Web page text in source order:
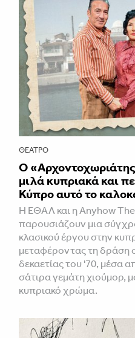
ΘΈΑΤΡΟ
Ο
μιλά κυπριακά και
Κύπρο αυτό το
Η ΕΘΑΛ και η Anyhow
παρουσιάζουν μια
κλασικού έργου στην
μεταφέροντας τη δράση
δεκαετίας του '70, μέσα
σάτιρα γεμάτη χιούμορ,
κυπριακό χρώμα.